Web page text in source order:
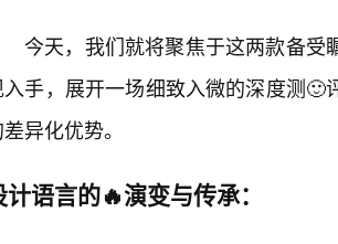
今天，我们就将聚焦于这两款备受
手，展开一场细致入微的深度测
异化优势。
计语言的🔥演变与传承：